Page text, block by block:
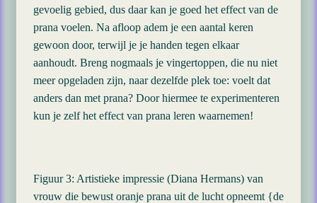
gevoelig gebied, dus daar kan je goed het effect van de
prana voelen. Na afloop adem je een aantal keren
gewoon door, terwijl je je handen tegen elkaar
aanhoudt. Breng nogmaals je vingertoppen, die nu niet
meer opgeladen zijn, naar dezelfde plek toe: voelt dat
anders dan met prana? Door hiermee te experimenteren
kun je zelf het effect van prana leren waarnemen!
Figuur 3: Artistieke impressie (Diana Hermans) van
vrouw die bewust oranje prana uit de lucht opneemt {de